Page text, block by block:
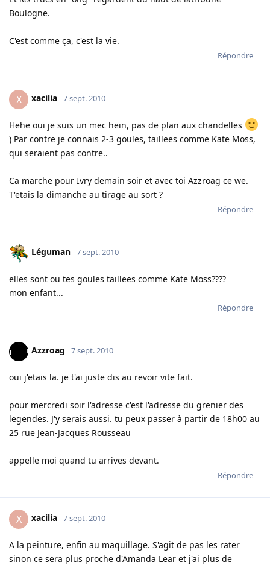
Boulogne.
C'est comme ça, c'est la vie.
Répondre
X xacilia 7 sept. 2010
Hehe oui je suis un mec hein, pas de plan aux chandelles
) Par contre je connais 2-3 goules, taillees comme Kate Moss,
qui seraient pas contre..
Ca marche pour Ivry demain soir et avec toi Azzroag ce we.
T'etais la dimanche au tirage au sort ?
Répondre
Léguman 7 sept. 2010
elles sont ou tes goules taillees comme Kate Moss????
mon enfant...
Répondre
Azzroag 7 sept. 2010
oui j'etais la. je t'ai juste dis au revoir vite fait.
pour mercredi soir l'adresse c'est l'adresse du grenier des
legendes. J'y serais aussi. tu peux passer à partir de 18h00 au
25 rue Jean-Jacques Rousseau
appelle moi quand tu arrives devant.
Répondre
X xacilia 7 sept. 2010
A la peinture, enfin au maquillage. S'agit de pas les rater
sinon ce sera plus proche d'Amanda Lear et j'ai plus de